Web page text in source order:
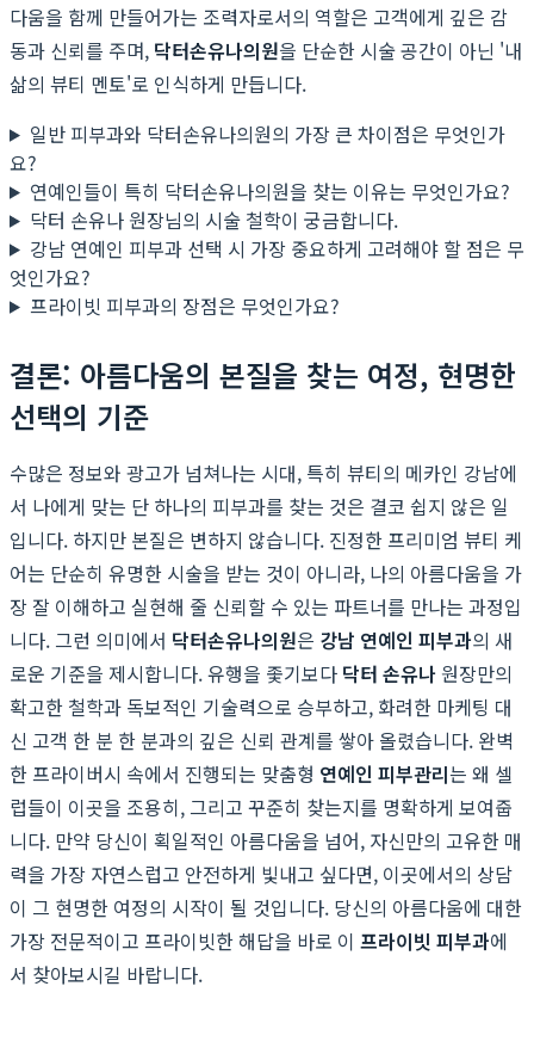
다움을 함께 만들어가는 조력자로서의 역할은 고객에게 깊은 감
동과 신뢰를 주며, 닥터손유나의원을 단순한 시술 공간이 아닌 '내
삶의 뷰티 멘토'로 인식하게 만듭니다.
일반 피부과와 닥터손유나의원의 가장 큰 차이점은 무엇인가
요?
연예인들이 특히 닥터손유나의원을 찾는 이유는 무엇인가요?
닥터 손유나 원장님의 시술 철학이 궁금합니다.
강남 연예인 피부과 선택 시 가장 중요하게 고려해야 할 점은 무
엇인가요?
프라이빗 피부과의 장점은 무엇인가요?
결론: 아름다움의 본질을 찾는 여정, 현명한
선택의 기준
수많은 정보와 광고가 넘쳐나는 시대, 특히 뷰티의 메카인 강남에
서 나에게 맞는 단 하나의 피부과를 찾는 것은 결코 쉽지 않은 일
입니다. 하지만 본질은 변하지 않습니다. 진정한 프리미엄 뷰티 케
어는 단순히 유명한 시술을 받는 것이 아니라, 나의 아름다움을 가
장 잘 이해하고 실현해 줄 신뢰할 수 있는 파트너를 만나는 과정입
니다. 그런 의미에서 닥터손유나의원은 강남 연예인 피부과의 새
로운 기준을 제시합니다. 유행을 좇기보다 닥터 손유나 원장만의
확고한 철학과 독보적인 기술력으로 승부하고, 화려한 마케팅 대
신 고객 한 분 한 분과의 깊은 신뢰 관계를 쌓아 올렸습니다. 완벽
한 프라이버시 속에서 진행되는 맞춤형 연예인 피부관리는 왜 셀
럽들이 이곳을 조용히, 그리고 꾸준히 찾는지를 명확하게 보여줍
니다. 만약 당신이 획일적인 아름다움을 넘어, 자신만의 고유한 매
력을 가장 자연스럽고 안전하게 빛내고 싶다면, 이곳에서의 상담
이 그 현명한 여정의 시작이 될 것입니다. 당신의 아름다움에 대한
가장 전문적이고 프라이빗한 해답을 바로 이 프라이빗 피부과에
서 찾아보시길 바랍니다.